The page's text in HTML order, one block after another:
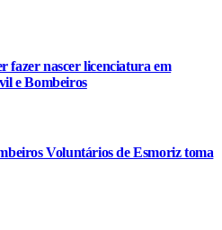
fazer nascer licenciatura em
e Bombeiros
Voluntários de Esmoriz toma